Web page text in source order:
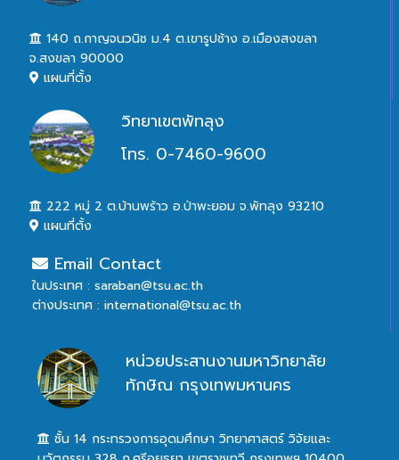
140 ถ.กาญจนวนิช ม.4 ต.เขารูปช้าง อ.เมืองสงขลา
จ.สงขลา 90000
แผนที่ตั้ง
วิทยาเขตพัทลุง
โทร. 0-7460-9600
222 หมู่ 2 ต.บ้านพร้าว อ.ป่าพะยอม จ.พัทลุง 93210
แผนที่ตั้ง
Email Contact
ในประเทศ : saraban@tsu.ac.th
ต่างประเทศ : international@tsu.ac.th
หน่วยประสานงานมหาวิทยาลัย
ทักษิณ กรุงเทพมหานคร
ชั้น 14 กระทรวงการอุดมศึกษา วิทยาศาสตร์ วิจัยและ